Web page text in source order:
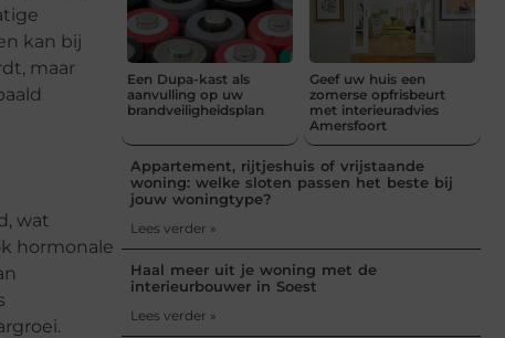
kan bij
maar
wat
hormonale
Een Dupa-kast als
aanvulling op uw
brandveiligheidsplan
Geef uw huis een
zomerse opfrisbeurt
met interieuradvies
Amersfoort
Appartement, rijtjeshuis of vrijstaande
woning: welke sloten passen het beste bij
jouw woningtype?
Lees verder »
Haal meer uit je woning met de
interieurbouwer in Soest
Lees verder »